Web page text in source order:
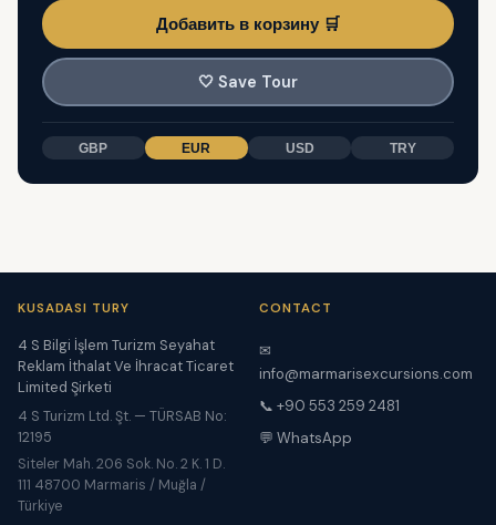
Добавить в корзину 🛒
🤍 Save Tour
GBP EUR USD TRY
KUSADASI TURY
4 S Bilgi İşlem Turizm Seyahat
Reklam İthalat Ve İhracat Ticaret
Limited Şirketi
4 S Turizm Ltd. Şt. — TÜRSAB No:
12195
Siteler Mah. 206 Sok. No. 2 K. 1 D.
111 48700 Marmaris / Muğla /
Türkiye
CONTACT
✉
info@marmarisexcursions.com
📞 +90 553 259 2481
💬 WhatsApp